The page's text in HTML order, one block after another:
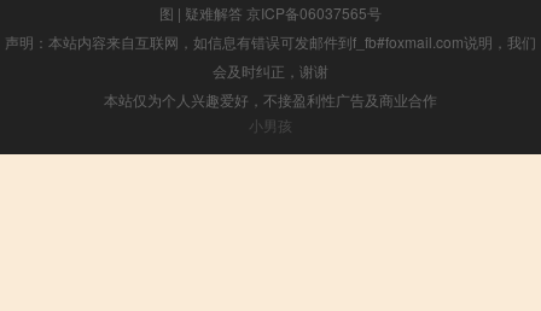
图 | 疑难解答 京ICP备06037565号
声明：本站内容来自互联网，如信息有错误可发邮件到f_fb#foxmail.com说明，我们
会及时纠正，谢谢
本站仅为个人兴趣爱好，不接盈利性广告及商业合作
小男孩